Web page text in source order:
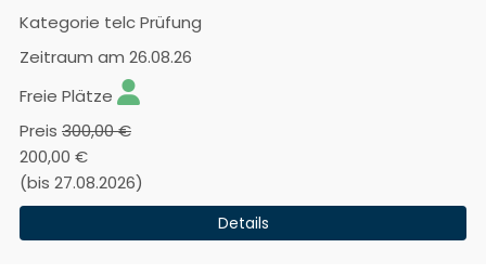
Kategorie telc Prüfung
Zeitraum am 26.08.26
Freie Plätze
Preis 300,00 €
200,00 €
(bis 27.08.2026)
Details